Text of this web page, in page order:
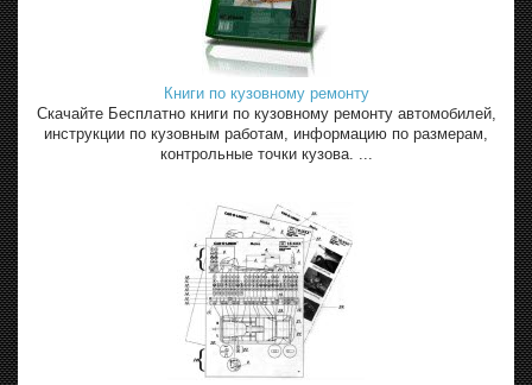
Книги по кузовному ремонту
Скачайте Бесплатно книги по кузовному ремонту автомобилей,
инструкции по кузовным работам, информацию по размерам,
контрольные точки кузова. ...